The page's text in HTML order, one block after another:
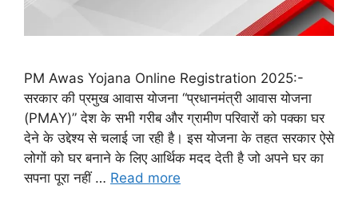
PM Awas Yojana Online Registration 2025:-
सरकार की प्रमुख आवास योजना “प्रधानमंत्री आवास योजना
(PMAY)” देश के सभी गरीब और ग्रामीण परिवारों को पक्का घर
देने के उद्देश्य से चलाई जा रही है। इस योजना के तहत सरकार ऐसे
लोगों को घर बनाने के लिए आर्थिक मदद देती है जो अपने घर का
सपना पूरा नहीं … Read more